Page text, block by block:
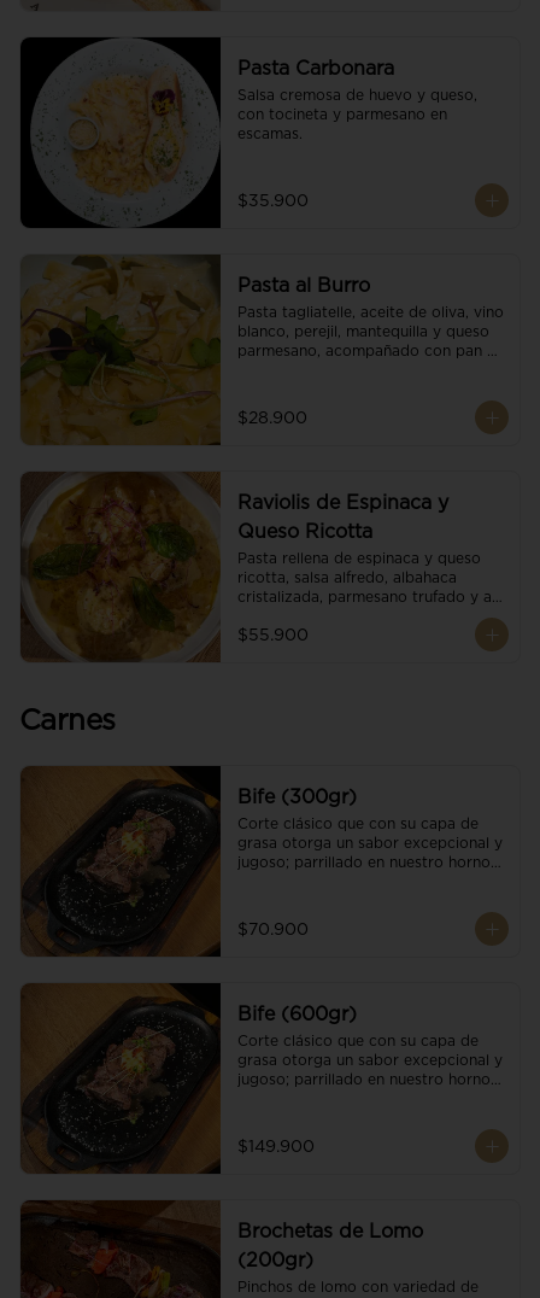
Pasta Carbonara
Salsa cremosa de huevo y queso,
con tocineta y parmesano en
escamas.
$35.900
Pasta al Burro
Pasta tagliatelle, aceite de oliva, vino
blanco, perejil, mantequilla y queso
parmesano, acompañado con pan
$28.900
Raviolis de Espinaca y
Queso Ricotta
Pasta rellena de espinaca y queso
ricotta, salsa alfredo, albahaca
cristalizada, parmesano trufado y ajo
$55.900
Carnes
Bife (300gr)
Corte clásico que con su capa de
grasa otorga un sabor excepcional y
jugoso; parrillado en nuestro horno
cristales de sal y mantequilla de ajo
y pimientos. Una guarnición a
$70.900
Bife (600gr)
Corte clásico que con su capa de
grasa otorga un sabor excepcional y
jugoso; parrillado en nuestro horno
cristales de sal y mantequilla de ajo
y pimientos. Dos guarniciones a
$149.900
Brochetas de Lomo
(200gr)
Pinchos de lomo con variedad de